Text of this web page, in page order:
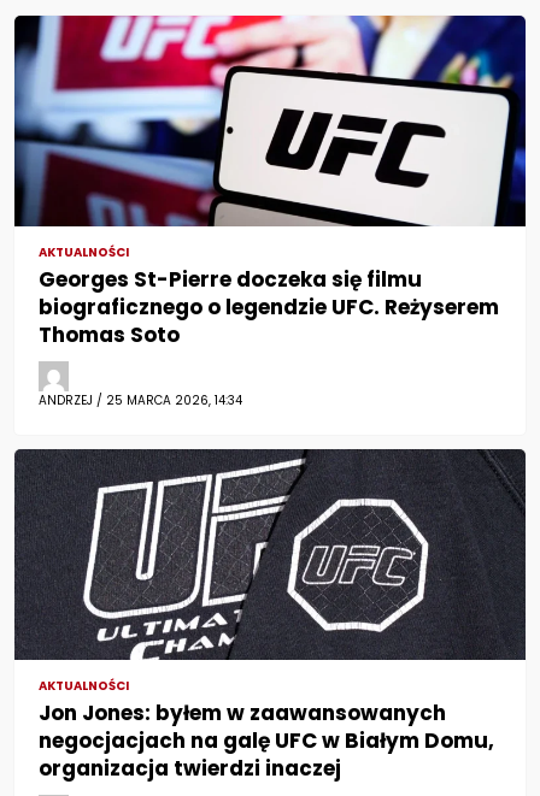
AKTUALNOŚCI
Georges St-Pierre doczeka się filmu
biograficznego o legendzie UFC. Reżyserem
Thomas Soto
ANDRZEJ / 25 MARCA 2026, 14:34
AKTUALNOŚCI
Jon Jones: byłem w zaawansowanych
negocjacjach na galę UFC w Białym Domu,
organizacja twierdzi inaczej